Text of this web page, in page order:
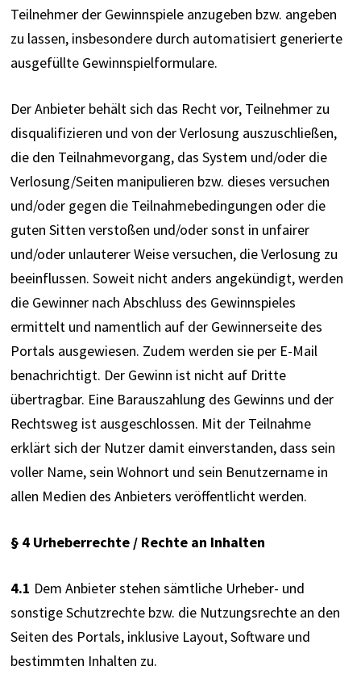
Teilnehmer der Gewinnspiele anzugeben bzw. angeben
zu lassen, insbesondere durch automatisiert generierte
ausgefüllte Gewinnspielformulare.
Der Anbieter behält sich das Recht vor, Teilnehmer zu
disqualifizieren und von der Verlosung auszuschließen,
die den Teilnahmevorgang, das System und/oder die
Verlosung/Seiten manipulieren bzw. dieses versuchen
und/oder gegen die Teilnahmebedingungen oder die
guten Sitten verstoßen und/oder sonst in unfairer
und/oder unlauterer Weise versuchen, die Verlosung zu
beeinflussen. Soweit nicht anders angekündigt, werden
die Gewinner nach Abschluss des Gewinnspieles
ermittelt und namentlich auf der Gewinnerseite des
Portals ausgewiesen. Zudem werden sie per E-Mail
benachrichtigt. Der Gewinn ist nicht auf Dritte
übertragbar. Eine Barauszahlung des Gewinns und der
Rechtsweg ist ausgeschlossen. Mit der Teilnahme
erklärt sich der Nutzer damit einverstanden, dass sein
voller Name, sein Wohnort und sein Benutzername in
allen Medien des Anbieters veröffentlicht werden.
§ 4 Urheberrechte / Rechte an Inhalten
4.1 Dem Anbieter stehen sämtliche Urheber- und
sonstige Schutzrechte bzw. die Nutzungsrechte an den
Seiten des Portals, inklusive Layout, Software und
bestimmten Inhalten zu.